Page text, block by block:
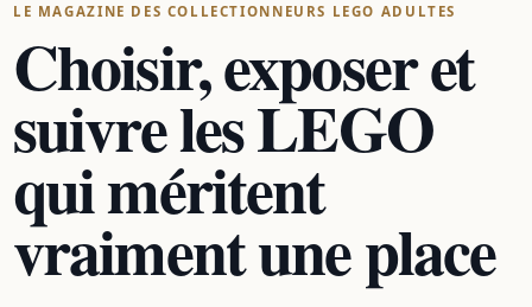
LE MAGAZINE DES COLLECTIONNEURS LEGO ADULTES
Choisir, exposer et
suivre les LEGO
qui méritent
vraiment une place